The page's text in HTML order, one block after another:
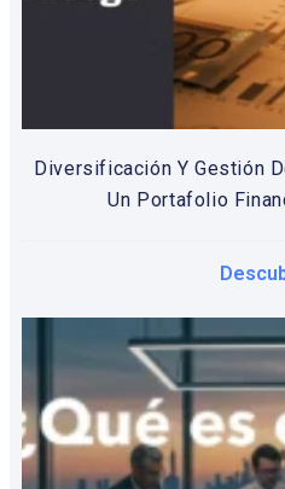
Diversificación Y Gestión
Un Portafolio